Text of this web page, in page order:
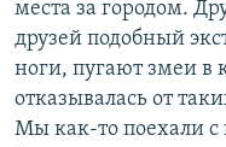
места за городом.
друзей подобный
ноги, пугают змеи в
отказывалась от
Мы как-то поехали с